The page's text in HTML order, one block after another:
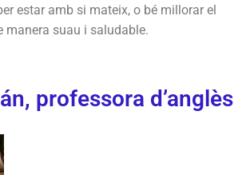
estar amb si mateix, o bé millorar el
manera suau i saludable.
professora d’anglès